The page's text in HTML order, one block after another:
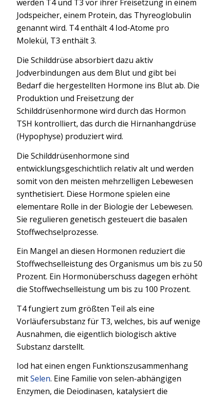
werden T4 und T3 vor ihrer Freisetzung in einem
Jodspeicher, einem Protein, das Thyreoglobulin
genannt wird. T4 enthält 4 Iod-Atome pro
Molekül, T3 enthält 3.
Die Schilddrüse absorbiert dazu aktiv
Jodverbindungen aus dem Blut und gibt bei
Bedarf die hergestellten Hormone ins Blut ab. Die
Produktion und Freisetzung der
Schilddrüsenhormone wird durch das Hormon
TSH kontrolliert, das durch die Hirnanhangdrüse
(Hypophyse) produziert wird.
Die Schilddrüsenhormone sind
entwicklungsgeschichtlich relativ alt und werden
somit von den meisten mehrzelligen Lebewesen
synthetisiert. Diese Hormone spielen eine
elementare Rolle in der Biologie der Lebewesen.
Sie regulieren genetisch gesteuert die basalen
Stoffwechselprozesse.
Ein Mangel an diesen Hormonen reduziert die
Stoffwechselleistung des Organismus um bis zu 50
Prozent. Ein Hormonüberschuss dagegen erhöht
die Stoffwechselleistung um bis zu 100 Prozent.
T4 fungiert zum größten Teil als eine
Vorläufersubstanz für T3, welches, bis auf wenige
Ausnahmen, die eigentlich biologisch aktive
Substanz darstellt.
Iod hat einen engen Funktionszusammenhang
mitSelen. Eine Familie von selen-abhängigen
Enzymen, die Deiodinasen, katalysiert die